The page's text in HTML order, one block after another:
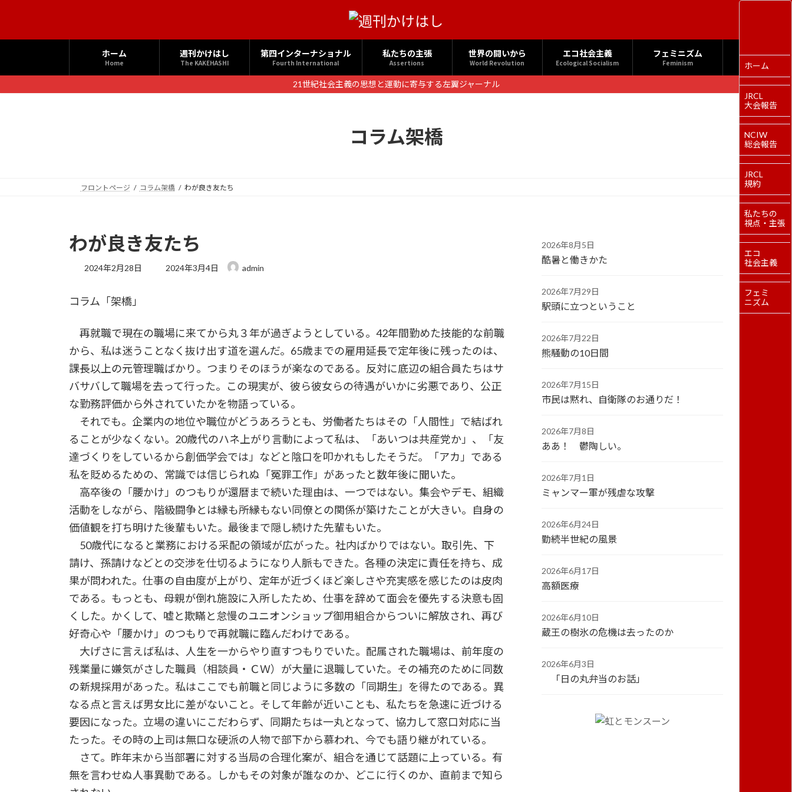
へ
ス
ョ
ン
ホーム
Home
週刊かけはし
The KAKEHASHI
第四インターナショナル
Fourth International
私たちの主張
Assertions
世界の闘いから
World Revolution
エコ社会主義
Ecological Socialism
フェミニズム
Feminism
21世紀社会主義の思想と運動に寄与する左翼ジャーナル
コラム架橋
フロントページ コラム架橋 わが良き友たち
わが良き友たち
2024年2月28日
最
:
2024年3月4日 admin
コラム「架橋」
再就職で現在の職場に来てから丸３年が過ぎようとしている。42年間勤めた技能的な前職
から、私は迷うことなく抜け出す道を選んだ。65歳までの雇用延長で定年後に残ったのは、
課長以上の元管理職ばかり。つまりそのほうが楽なのである。反対に底辺の組合員たちはサ
バサバして職場を去って行った。この現実が、彼ら彼女らの待遇がいかに劣悪であり、公正
な勤務評価から外されていたかを物語っている。
それでも。企業内の地位や職位がどうあろうとも、労働者たちはその「人間性」で結ばれ
ることが少なくない。20歳代のハネ上がり言動によって私は、「あいつは共産党か」、「友
達づくりをしているから創価学会では」などと陰口を叩かれもしたそうだ。「アカ」である
私を貶めるための、常識では信じられぬ「冤罪工作」があったと数年後に聞いた。
高卒後の「腰かけ」のつもりが還暦まで続いた理由は、一つではない。集会やデモ、組織
活動をしながら、階級闘争とは縁も所縁もない同僚との関係が築けたことが大きい。自身の
価値観を打ち明けた後輩もいた。最後まで隠し続けた先輩もいた。
50歳代になると業務における采配の領域が広がった。社内ばかりではない。取引先、下
請け、孫請けなどとの交渉を仕切るようになり人脈もできた。各種の決定に責任を持ち、成
果が問われた。仕事の自由度が上がり、定年が近づくほど楽しさや充実感を感じたのは皮肉
である。もっとも、母親が倒れ施設に入所したため、仕事を辞めて面会を優先する決意も固
くした。かくして、嘘と欺瞞と怠慢のユニオンショップ御用組合からついに解放され、再び
好奇心や「腰かけ」のつもりで再就職に臨んだわけである。
大げさに言えば私は、人生を一からやり直すつもりでいた。配属された職場は、前年度の
残業量に嫌気がさした職員（相談員・ＣＷ）が大量に退職していた。その補充のために同数
の新規採用があった。私はここでも前職と同じように多数の「同期生」を得たのである。異
なる点と言えば男女比に差がないこと。そして年齢が近いことも、私たちを急速に近づける
要因になった。立場の違いにこだわらず、同期たちは一丸となって、協力して窓口対応に当
たった。その時の上司は無口な硬派の人物で部下から慕われ、今でも語り継がれている。
さて。昨年末から当部署に対する当局の合理化案が、組合を通じて話題に上っている。有
無を言わせぬ人事異動である。しかもその対象が誰なのか、どこに行くのか、直前まで知ら
2026年8月5日
酷暑と働きかた
2026年7月29日
駅頭に立つということ
2026年7月22日
熊騒動の10日間
2026年7月15日
市民は黙れ、自衛隊のお通りだ！
2026年7月8日
ああ！ 鬱陶しい。
2026年7月1日
ミャンマー軍が残虐な攻撃
2026年6月24日
勤続半世紀の風景
2026年6月17日
高額医療
2026年6月10日
蔵王の樹氷の危機は去ったのか
2026年6月3日
「日の丸弁当のお話」
ホーム
JRCL
大会報告
NCIW
総会報告
JRCL
規約
私たちの
視点・主張
エコ
社会主義
フェミ
ニズム